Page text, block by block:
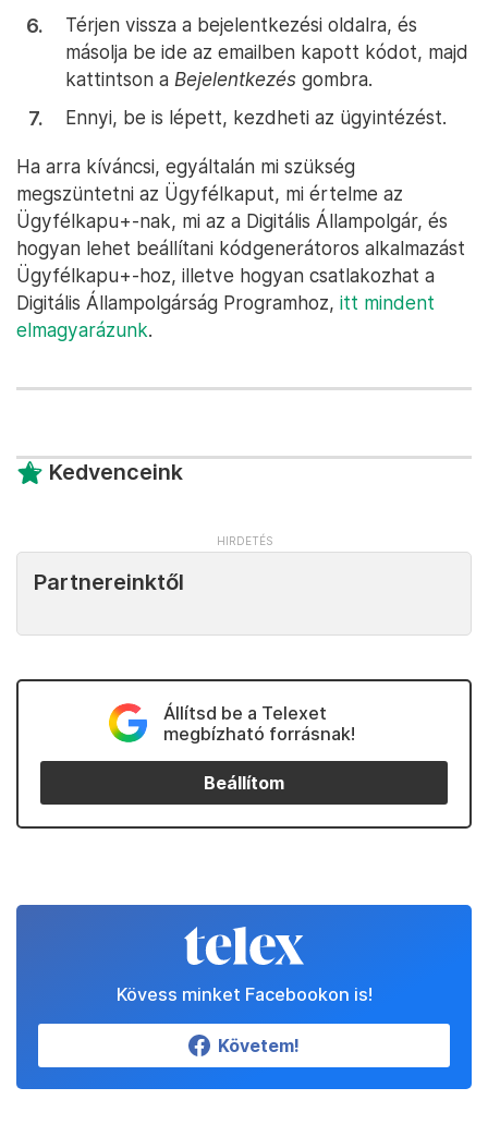
Térjen vissza a bejelentkezési oldalra, és
másolja be ide az emailben kapott kódot, majd
kattintson a Bejelentkezés gombra.
Ennyi, be is lépett, kezdheti az ügyintézést.
Ha arra kíváncsi, egyáltalán mi szükség
megszüntetni az Ügyfélkaput, mi értelme az
Ügyfélkapu+-nak, mi az a Digitális Állampolgár, és
hogyan lehet beállítani kódgenerátoros alkalmazást
Ügyfélkapu+-hoz, illetve hogyan csatlakozhat a
Digitális Állampolgárság Programhoz, itt mindent
elmagyarázunk.
Kedvenceink
Partnereinktől
Állítsd be a Telexet
megbízható forrásnak!
Beállítom
Kövess minket Facebookon is!
Követem!